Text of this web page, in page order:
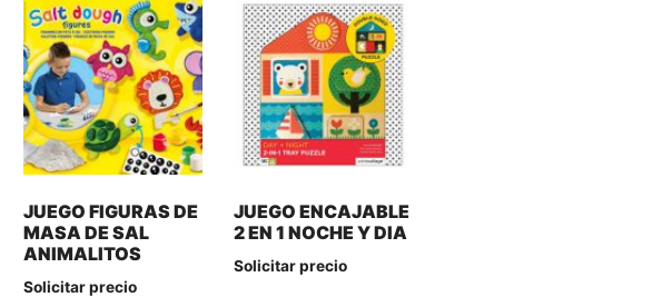
JUEGO FIGURAS DE
MASA DE SAL
ANIMALITOS
Solicitar precio
JUEGO ENCAJABLE
2 EN 1 NOCHE Y DIA
Solicitar precio